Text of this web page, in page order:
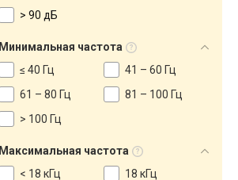
> 90 дБ
Минимальная частота
≤ 40 Гц
41 – 60 Гц
61 – 80 Гц
81 – 100 Гц
> 100 Гц
Максимальная частота
< 18 кГц
18 кГц